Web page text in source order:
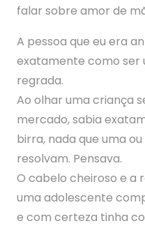
falar sobre amor de
A pessoa que eu era
exatamente como ser
regrada.
Ao olhar uma criança
mercado, sabia
birra, nada que uma
resolvam. Pensava.
O cabelo cheiroso e a
uma adolescente
e com certeza tinha